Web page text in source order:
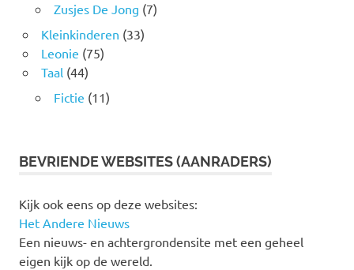
Zusjes De Jong (7)
Kleinkinderen (33)
Leonie (75)
Taal(44)
Fictie (11)
BEVRIENDE WEBSITES (AANRADERS)
Kijk ook eens op deze websites:
Het Andere Nieuws
Een nieuws- en achtergrondensite met een geheel
eigen kijk op de wereld.